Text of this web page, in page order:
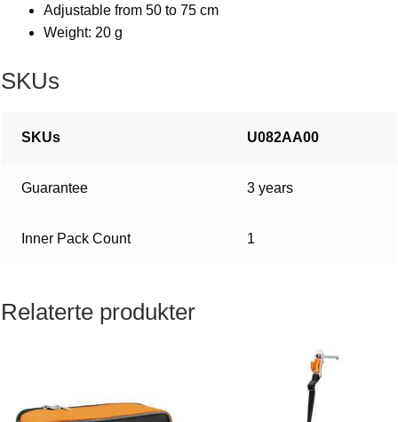
Adjustable from 50 to 75 cm
Weight: 20 g
SKUs
SKUs U082AA00
Guarantee 3 years
Inner Pack Count 1
Relaterte produkter